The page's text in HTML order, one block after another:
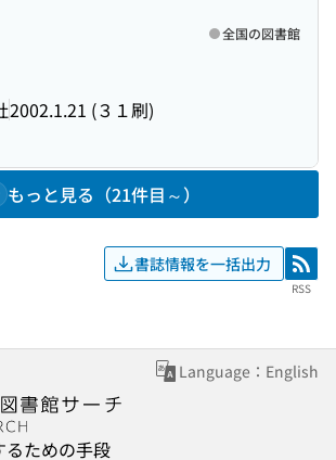
2002.1.21 (３１刷)
全国の図書館
もっと見る（21件目～）
書誌情報を一括出力 RSS
RSS
Language：English
るための手段